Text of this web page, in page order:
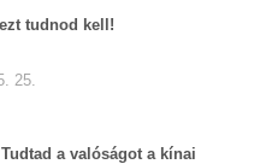
tudnod kell!
25.
a valóságot a kínai